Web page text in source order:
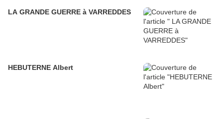
LA GRANDE GUERRE à VARREDDES
HEBUTERNE Albert